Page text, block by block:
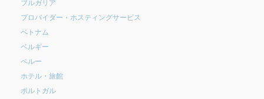
ブルガリア
プロバイダー・ホスティングサービス
ベトナム
ベルギー
ペルー
ホテル・旅館
ポルトガル